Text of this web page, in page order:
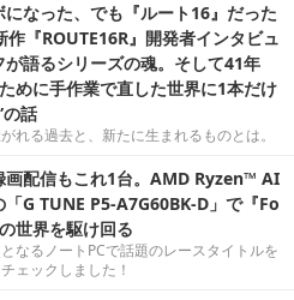
なった、でも『ルート16』だった
『ROUTE16R』開発者インタビュ
が語るシリーズの魂。そして41年
めに手作業で直した世界に1本だけ
の話
れる過去と、新たに生まれるものとは。
画配信もこれ1台。AMD Ryzen™ AI
G TUNE P5-A7G60BK-D」で『Fo
世界を駆け回る
なるノートPCで話題のレースタイトルを
ェックしました！